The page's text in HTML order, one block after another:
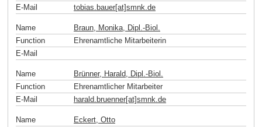
E-Mail
tobias.bauer[at]smnk.de
Name
Braun, Monika, Dipl.-Biol.
Function
Ehrenamtliche Mitarbeiterin
E-Mail
Name
Brünner, Harald, Dipl.-Biol.
Function
Ehrenamtlicher Mitarbeiter
E-Mail
harald.bruenner[at]smnk.de
Name
Eckert, Otto